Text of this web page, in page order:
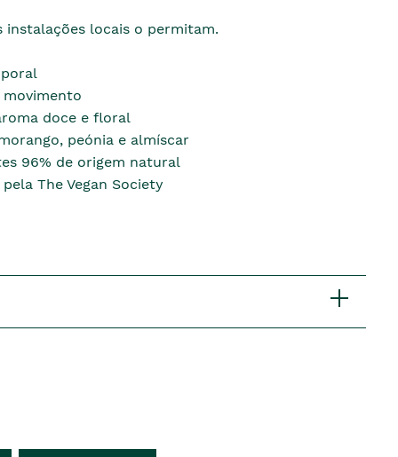
instalações locais o permitam.
movimento
doce e floral
peónia e almíscar
96% de origem natural
The Vegan Society